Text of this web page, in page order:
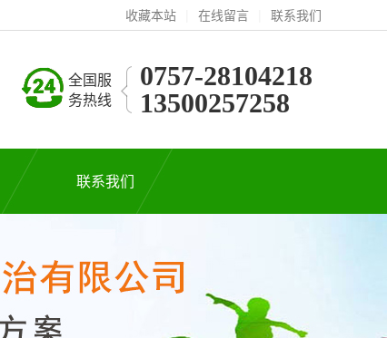
收藏本站 在线留言 联系我们
全国服
务热线
0757-28104218
13500257258
联系我们